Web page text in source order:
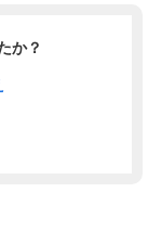
か？